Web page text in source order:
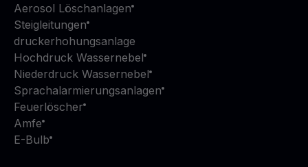
Aerosol Löschanlagen
Steigleitungen
druckerhohungsanlage
Hochdruck Wassernebel
Niederdruck Wassernebel
Sprachalarmierungsanlagen
Feuerlöscher
Amfe
E-Bulb